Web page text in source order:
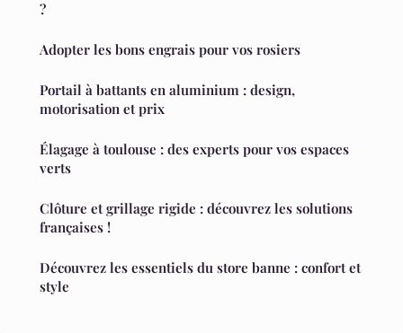
?
Adopter les bons engrais pour vos rosiers
Portail à battants en aluminium : design,
motorisation et prix
Élagage à toulouse : des experts pour vos espaces
verts
Clôture et grillage rigide : découvrez les solutions
françaises !
Découvrez les essentiels du store banne : confort et
style